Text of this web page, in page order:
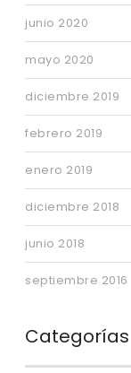
junio 2020
mayo 2020
diciembre 2019
febrero 2019
enero 2019
diciembre 2018
junio 2018
septiembre 2016
Categorías